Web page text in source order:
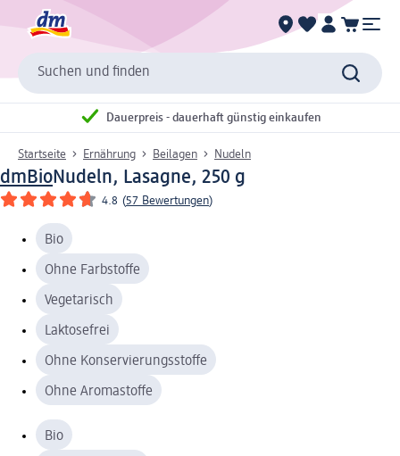
Suchen und finden
Dauerpreis - dauerhaft günstig einkaufen
Startseite Ernährung Beilagen Nudeln
dmBioNudeln, Lasagne, 250 g
4.8 (57 Bewertungen)
Bio
Ohne Farbstoffe
Vegetarisch
Laktosefrei
Ohne Konservierungsstoffe
Ohne Aromastoffe
Bio